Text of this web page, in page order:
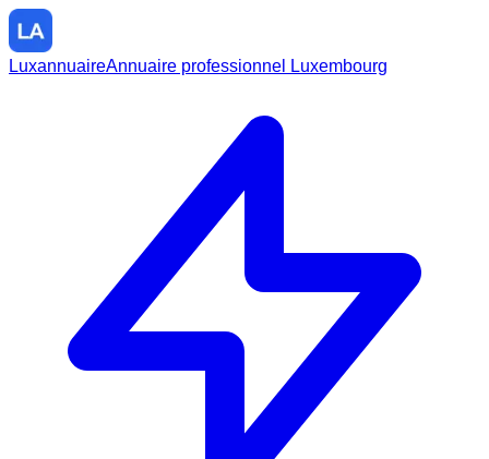
LuxannuaireAnnuaire professionnel Luxembourg